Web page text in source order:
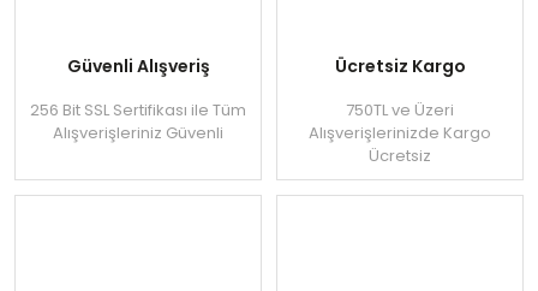
Güvenli Alışveriş
256 Bit SSL Sertifikası ile Tüm
Alışverişleriniz Güvenli
Ücretsiz Kargo
750TL ve Üzeri
Alışverişlerinizde Kargo
Ücretsiz